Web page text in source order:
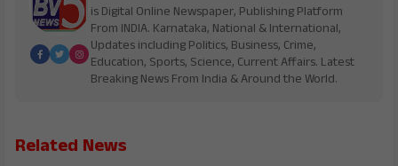
is Digital Online Newspaper, Publishing Platform
From INDIA. Karnataka, National & International,
Updates including Politics, Business, Crime,
Education, Sports, Science, Current Affairs. Latest
Breaking News From India & Around the World.
Related News